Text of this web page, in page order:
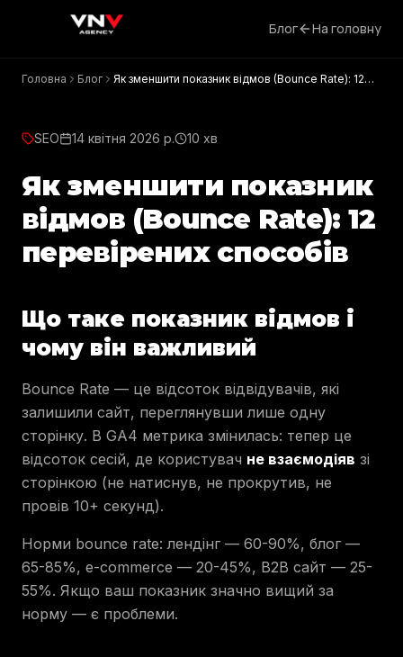
Блог На головну
Головна Блог
Як зменшити показник відмов (Bounce Rate): 12
SEO 14 квітня 2026 р. 10 хв
Як зменшити показник
відмов (Bounce Rate): 12
перевірених способів
Що таке показник відмов і
чому він важливий
Bounce Rate — це відсоток відвідувачів, які
залишили сайт, переглянувши лише одну
сторінку. В GA4 метрика змінилась: тепер це
відсоток сесій, де користувач не взаємодіяв зі
сторінкою (не натиснув, не прокрутив, не
провів 10+ секунд).
Норми bounce rate: лендінг — 60-90%, блог —
65-85%, e-commerce — 20-45%, B2B сайт — 25-
55%. Якщо ваш показник значно вищий за
норму — є проблеми.